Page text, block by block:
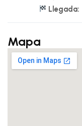
Llegada:
Mapa